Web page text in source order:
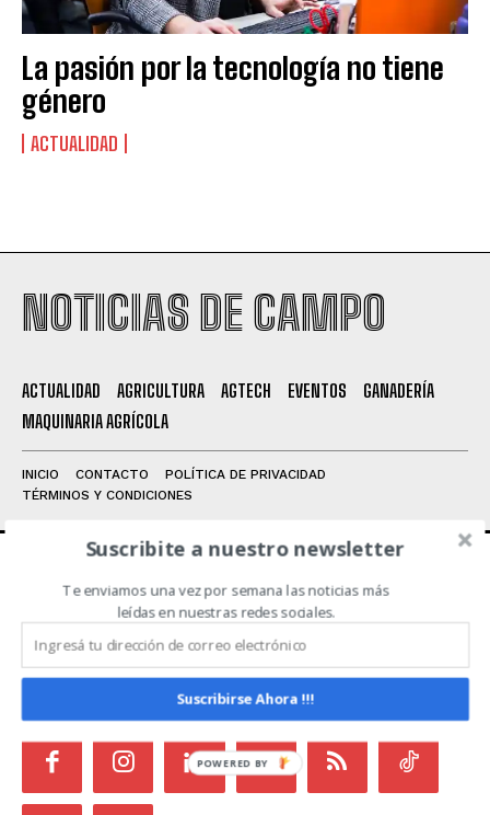
Suscribite al Newsletter
Leí y acepto laPolítica de Privacidad
La pasión por la tecnología no tiene
género
ACTUALIDAD
NOTICIAS DE CAMPO
ACTUALIDAD AGRICULTURA AGTECH EVENTOS
GANADERÍA
MAQUINARIA AGRÍCOLA
INICIO CONTACTO
POLÍTICA DE PRIVACIDAD
TÉRMINOS Y CONDICIONES
ACERCA DE NOSOTROS
Noticias de Campo es un medio independiente
focalizado en Redes Sociales que intenta aglutinar
todas las noticias del sector en un sólo lugar.
Suscribite a nuestro newsletter
Te enviamos una vez por semana las noticias más
leídas en nuestras redes sociales.
Suscribirse Ahora !!!
POWERED BY